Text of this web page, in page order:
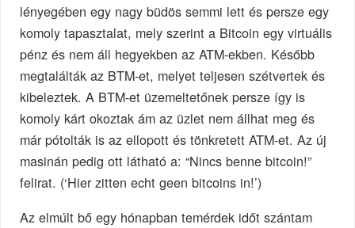
lényegében egy nagy büdös semmi lett és persze egy
komoly tapasztalat, mely szerint a Bitcoin egy virtuális
pénz és nem áll hegyekben az ATM-ekben. Később
megtalálták az BTM-et, melyet teljesen szétvertek és
kibeleztek. A BTM-et üzemeltetőnek persze így is
komoly kárt okoztak ám az üzlet nem állhat meg és
már pótolták is az ellopott és tönkretett ATM-et. Az új
masinán pedig ott látható a: “Nincs benne bitcoin!”
felirat. (‘Hier zitten echt geen bitcoins in!’)
Az elmúlt bő egy hónapban temérdek időt szántam